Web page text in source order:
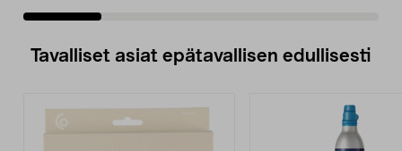
Tavalliset asiat epätavallisen edullisesti